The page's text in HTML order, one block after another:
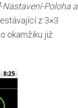
Nastavení-Poloha a
z 3×3
okamžiku již